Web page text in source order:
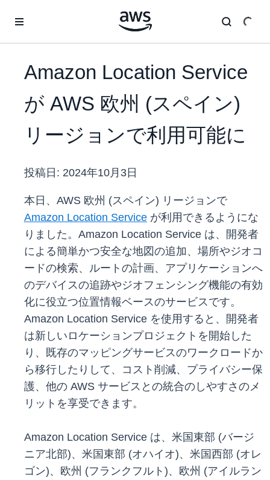
Amazon Location Service
が AWS 欧州 (スペイン)
リージョンで利用可能に
投稿日: 2024年10月3日
本日、AWS 欧州 (スペイン) リージョンで
Amazon Location Service が利用できるようにな
りました。Amazon Location Service は、開発者
による簡単かつ安全な地図の追加、場所やジオコ
ードの検索、ルートの計画、アプリケーションへ
のデバイスの追跡やジオフェンシング機能の有効
化に役立つ位置情報ベースのサービスです。
Amazon Location Service を使用すると、開発者
は新しいロケーションプロジェクトを開始した
り、既存のマッピングサービスのワークロードか
ら移行したりして、コスト削減、プライバシー保
護、他の AWS サービスとの統合のしやすさのメ
リットを享受できます。
Amazon Location Service は、米国東部 (バージ
ニア北部)、米国東部 (オハイオ)、米国西部 (オレ
ゴン)、欧州 (フランクフルト)、欧州 (アイルラン